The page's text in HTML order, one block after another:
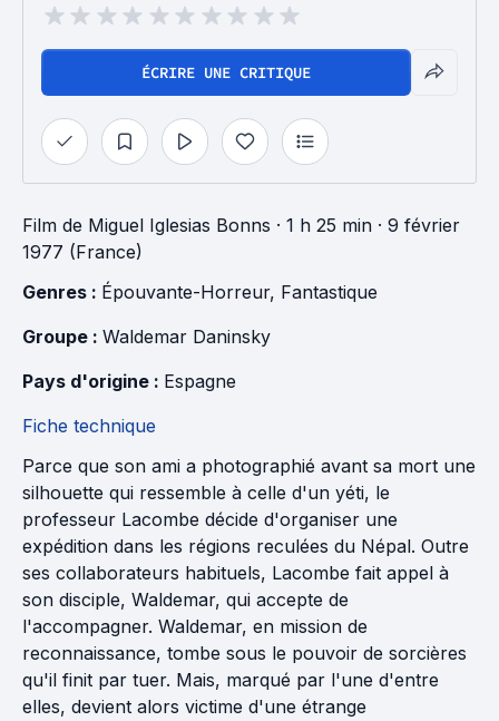
ÉCRIRE UNE CRITIQUE
Film de Miguel Iglesias Bonns · 1 h 25 min · 9 février
1977 (France)
Genres : Épouvante-Horreur, Fantastique
Groupe : Waldemar Daninsky
Pays d'origine : Espagne
Fiche technique
Parce que son ami a photographié avant sa mort une
silhouette qui ressemble à celle d'un yéti, le
professeur Lacombe décide d'organiser une
expédition dans les régions reculées du Népal. Outre
ses collaborateurs habituels, Lacombe fait appel à
son disciple, Waldemar, qui accepte de
l'accompagner. Waldemar, en mission de
reconnaissance, tombe sous le pouvoir de sorcières
qu'il finit par tuer. Mais, marqué par l'une d'entre
elles, devient alors victime d'une étrange